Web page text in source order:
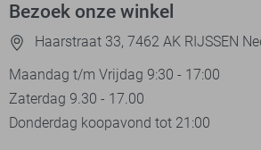
Bezoek onze winkel
Haarstraat 33, 7462 AK RIJSSEN
Maandag t/m Vrijdag 9:30 - 17:00
Zaterdag 9.30 - 17.00
Donderdag koopavond tot 21:00